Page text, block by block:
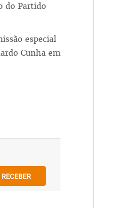
do Partido
especial
Cunha em
RECEBER